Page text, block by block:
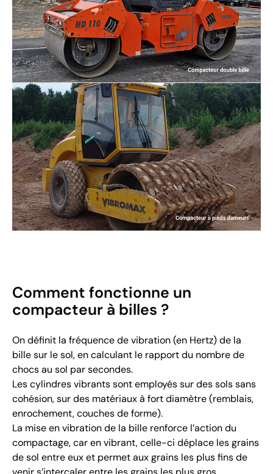
Comment fonctionne un
compacteur à billes ?
On définit la fréquence de vibration (en Hertz) de la
bille sur le sol, en calculant le rapport du nombre de
chocs au sol par secondes.
Les cylindres vibrants sont employés sur des sols sans
cohésion, sur des matériaux à fort diamètre (remblais,
enrochement, couches de forme).
La mise en vibration de la bille renforce l’action du
compactage, car en vibrant, celle-ci déplace les grains
de sol entre eux et permet aux grains les plus fins de